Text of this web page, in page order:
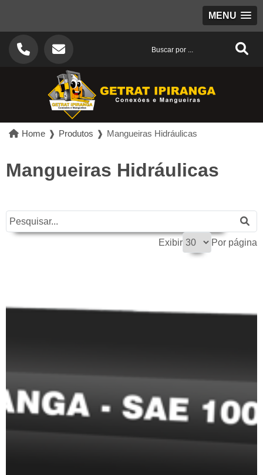
MENU
Home ❱ Produtos ❱ Mangueiras Hidráulicas
Mangueiras Hidráulicas
Exibir Por página